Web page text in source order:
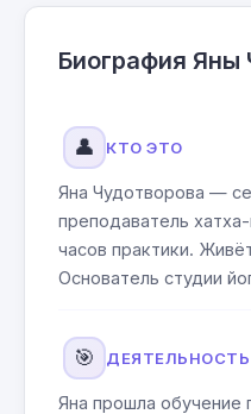
Биография Яны
👤 КТО ЭТО
Яна Чудотворова —
преподаватель
часов практики.
Основатель студии
🎯 ДЕЯТЕЛЬНОСТЬ
Яна прошла обучение